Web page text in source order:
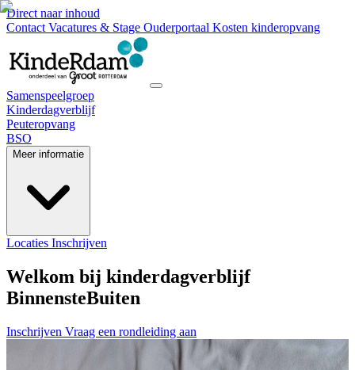
Direct naar inhoud
Contact Vacatures & Stage Ouderportaal Kosten kinderopvang
Samenspeelgroep
Kinderdagverblijf
Peuteropvang
BSO
Meer informatie
Locaties Inschrijven
Welkom bij kinderdagverblijf
BinnensteBuiten
Inschrijven Vraag een rondleiding aan